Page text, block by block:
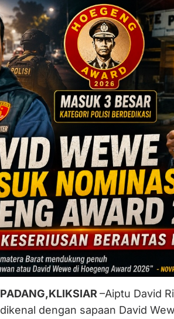
PADANG,KLIKSIAR –Aiptu David
dikenal dengan sapaan David